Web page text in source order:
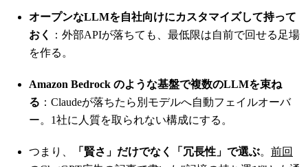
オープンなLLMを自社向けにカスタマイズして持って
おく
：外部APIが落ちても、最低限は自前で回せる足場
を作る。
Amazon Bedrock のような基盤で複数のLLMを束ね
る ：Claudeが落ちたら別モデルへ自動フェイルオーバ
ー。1社に人質を取られない構成にする。
つまり、 「賢さ」だけでなく「冗長性」で選ぶ。 前回